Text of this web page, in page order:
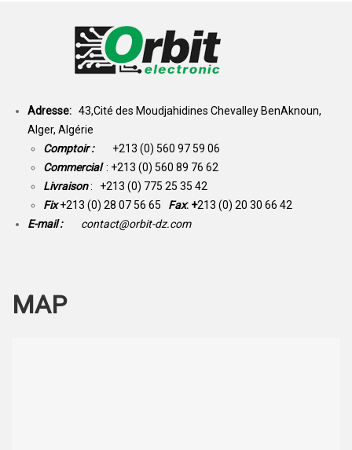
Adresse: 43,Cité des Moudjahidines Chevalley BenAknoun,
Alger, Algérie
Comptoir : +213 (0) 560 97 59 06
Commercial : +213 (0) 560 89 76 62
Livraison: +213 (0) 775 25 35 42
Fix +213 (0) 28 07 56 65 Fax: +213 (0) 20 30 66 42
E-mail :
contact@orbit-dz.com
MAP